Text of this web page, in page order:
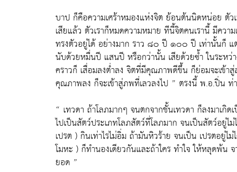
บาป ก็คือความเศร้าหมองแห่งจิต ย้อนต้นนิดหน่อย ตั
เสียแล้ว ตัวเราก็หมดความหมาย ทีนี้จิตคนเรานี้ มีคว
ทรงตัวอยู่ได้ อย่างมาก ราว ๘๐ ปี ๑๐๐ ปี เท่านั้นก็
นับด้วยหมื่นปี แสนปี หรือกว่านั้น เสียด้วยซ้ำ ในระหว่
คราวก็ เสื่อมลงต่ำลง จิตที่มีคุณภาพดีขึ้น ก็ย่อมจะเข้
คุณภาพลง ก็จะเข้าสู่ภพที่เลวลงไป ” ตรงนี้ พ.อ.ปิ่น ท่
“ เทวดา ถ้าโลภมากๆ จนตกจากชั้นเทวดา ก็ลงมาเกิ
ไปเป็นสัตว์ประเภทโลภสัตว์ที่โลภมาก จนเป็นสัตว์อยู่
เปรต ) กินเท่าไรไม่อิ่ม ถ้ามันหิวร้าย จนเป็น เปรตอยู่ไ
โมหะ ) ก็ทำนองเดียวกันและถ้าใคร ทำใจ ให้หลุดพ้น
ยอด ”